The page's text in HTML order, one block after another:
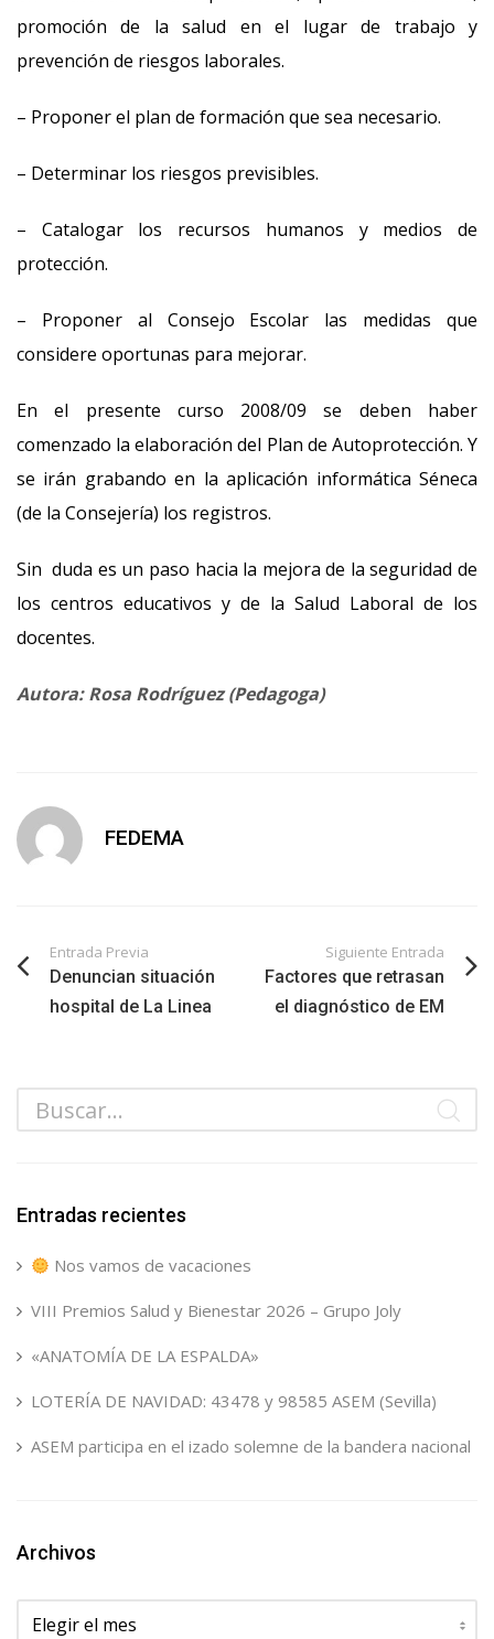
promoción de la salud en el lugar de trabajo y
prevención de riesgos laborales.
– Proponer el plan de formación que sea necesario.
– Determinar los riesgos previsibles.
– Catalogar los recursos humanos y medios de
protección.
– Proponer al Consejo Escolar las medidas que
considere oportunas para mejorar.
En el presente curso 2008/09 se deben haber
comenzado la elaboración del Plan de Autoprotección. Y
se irán grabando en la aplicación informática Séneca
(de la Consejería) los registros.
Sin duda es un paso hacia la mejora de la seguridad de
los centros educativos y de la Salud Laboral de los
docentes.
Autora: Rosa Rodríguez (Pedagoga)
FEDEMA
Entrada Previa
Denuncian situación
hospital de La Linea
Siguiente Entrada
Factores que retrasan
el diagnóstico de EM
Entradas recientes
Nos vamos de vacaciones
VIII Premios Salud y Bienestar 2026 – Grupo Joly
«ANATOMÍA DE LA ESPALDA»
LOTERÍA DE NAVIDAD: 43478 y 98585 ASEM (Sevilla)
ASEM participa en el izado solemne de la bandera nacional
Archivos
Archivos